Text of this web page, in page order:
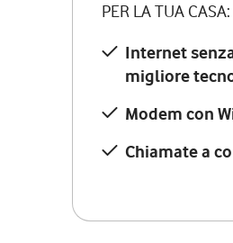
PER LA TUA CASA:
Internet
migliore
Modem con
Chiamate a